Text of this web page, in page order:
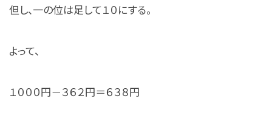
但し、一の位は足して１０にする。
よって、
１０００円－３６２円＝６３８円